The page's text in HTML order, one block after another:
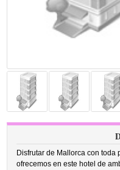
Disfrutar de Mallorca con toda
ofrecemos en este hotel de